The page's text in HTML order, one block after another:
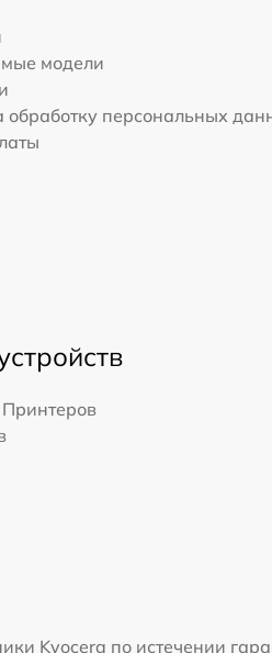
модели
обработку персональных
Принтеров
Kyocera по истечении